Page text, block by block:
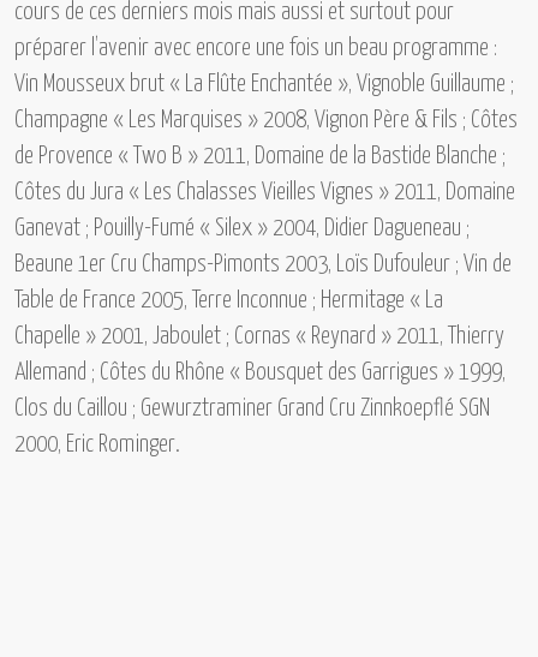
cours de ces derniers mois mais aussi et surtout pour
préparer l’avenir avec encore une fois un beau programme :
Vin Mousseux brut « La Flûte Enchantée », Vignoble Guillaume ;
Champagne « Les Marquises » 2008, Vignon Père & Fils ; Côtes
de Provence « Two B » 2011, Domaine de la Bastide Blanche ;
Côtes du Jura « Les Chalasses Vieilles Vignes » 2011, Domaine
Ganevat ; Pouilly-Fumé « Silex » 2004, Didier Dagueneau ;
Beaune 1er Cru Champs-Pimonts 2003, Loïs Dufouleur ; Vin de
Table de France 2005, Terre Inconnue ; Hermitage « La
Chapelle » 2001, Jaboulet ; Cornas « Reynard » 2011, Thierry
Allemand ; Côtes du Rhône « Bousquet des Garrigues » 1999,
Clos du Caillou ; Gewurztraminer Grand Cru Zinnkoepflé SGN
2000, Eric Rominger.